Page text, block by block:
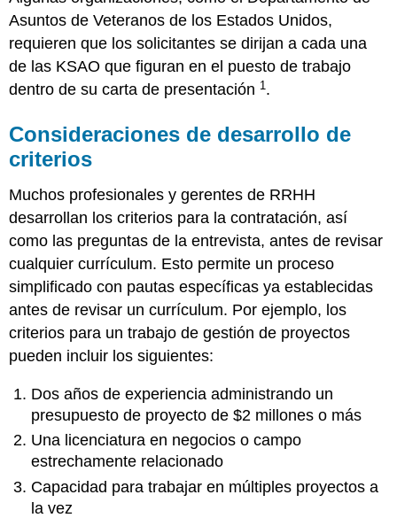
Asuntos de Veteranos de los Estados Unidos,
requieren que los solicitantes se dirijan a cada una
de las KSAO que figuran en el puesto de trabajo
dentro de su carta de presentación 1 .
Consideraciones de desarrollo de
criterios
Muchos profesionales y gerentes de RRHH
desarrollan los criterios para la contratación, así
como las preguntas de la entrevista, antes de revisar
cualquier currículum. Esto permite un proceso
simplificado con pautas específicas ya establecidas
antes de revisar un currículum. Por ejemplo, los
criterios para un trabajo de gestión de proyectos
pueden incluir los siguientes:
Dos años de experiencia administrando un
presupuesto de proyecto de $2 millones o más
Una licenciatura en negocios o campo
estrechamente relacionado
Capacidad para trabajar en múltiples proyectos a
la vez